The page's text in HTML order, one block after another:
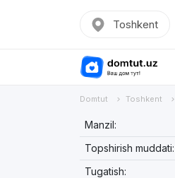
Toshkent
Domtut Toshkent
Manzil:
Topshirish muddati:
Tugatish: